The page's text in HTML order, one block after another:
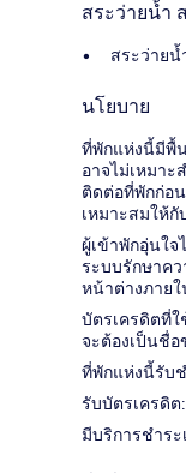
สระว่ายน้ำ
สระว่ายน้
นโยบาย
ที่พักแห่งนี้มีพื้น
อาจไม่เหมา
ติดต่อที่พักก่อ
เหมาะสมให้
ผู้เข้าพักอุ่นใ
ระบบรักษาค
หน้าต่างภาย
บัตรเครดิตที่ใ
จะต้องเป็นชื่อ
ที่พักแห่งนี้รับ
รับบัตรเครดิต
มีบริการชำระ